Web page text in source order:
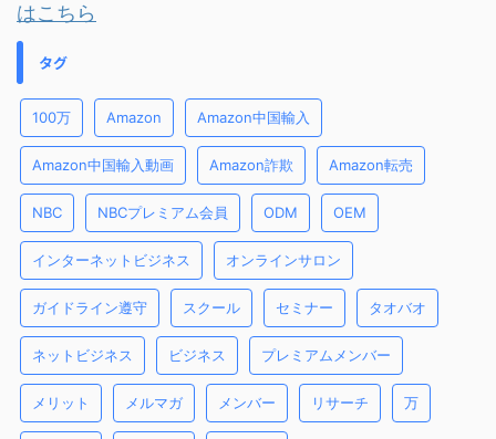
はこちら
タグ
100万 Amazon Amazon中国輸入
Amazon中国輸入動画 Amazon詐欺 Amazon転売
NBC NBCプレミアム会員 ODM OEM
インターネットビジネス オンラインサロン
ガイドライン遵守 スクール セミナー タオバオ
ネットビジネス ビジネス プレミアムメンバー
メリット メルマガ メンバー リサーチ 万